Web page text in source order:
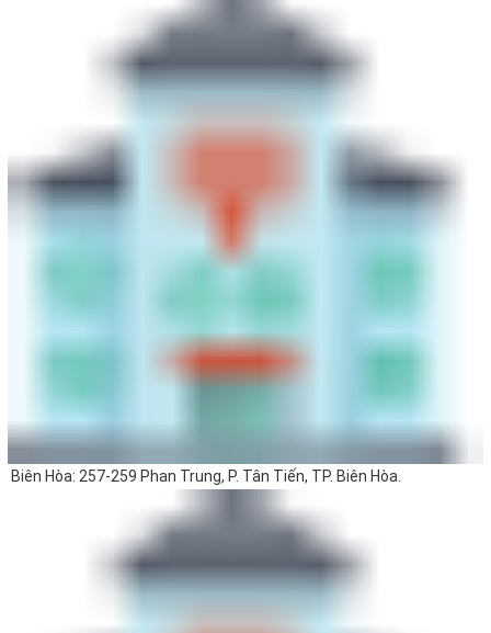
Biên Hòa: 257-259 Phan Trung, P. Tân Tiến, TP. Biên Hòa.